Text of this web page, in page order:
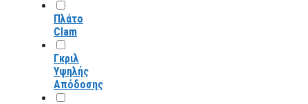
Πλάτο
Clam
Γκριλ
Υψηλής
Απόδοσης